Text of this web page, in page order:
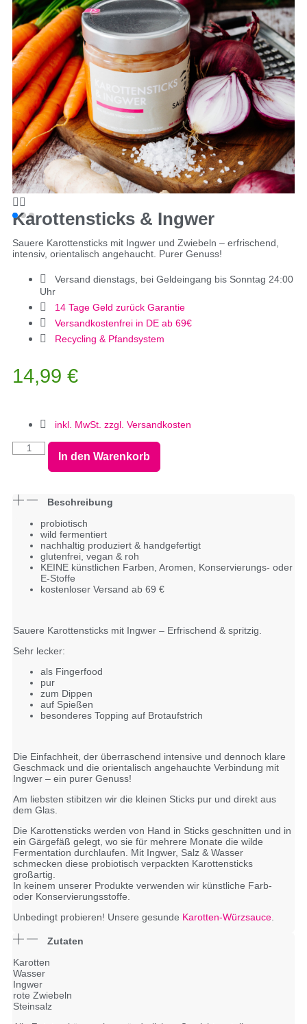
Karottensticks & Ingwer
Sauere Karottensticks mit Ingwer und Zwiebeln – erfrischend,
intensiv, orientalisch angehaucht. Purer Genuss!
Versand dienstags, bei Geldeingang bis Sonntag 24:00
Uhr
14 Tage Geld zurück Garantie
Versandkostenfrei in DE ab 69€
Recycling & Pfandsystem
14,99 €
inkl. MwSt. zzgl. Versandkosten
In den Warenkorb
Beschreibung
probiotisch
wild fermentiert
nachhaltig produziert & handgefertigt
glutenfrei, vegan & roh
KEINE künstlichen Farben, Aromen, Konservierungs- oder
E-Stoffe
kostenloser Versand ab 69 €
Sauere Karottensticks mit Ingwer – Erfrischend & spritzig.
Sehr lecker:
als Fingerfood
pur
zum Dippen
auf Spießen
besonderes Topping auf Brotaufstrich
Die Einfachheit, der überraschend intensive und dennoch klare
Geschmack und die orientalisch angehauchte Verbindung mit
Ingwer – ein purer Genuss!
Am liebsten stibitzen wir die kleinen Sticks pur und direkt aus
dem Glas.
Die Karottensticks werden von Hand in Sticks geschnitten und in
ein Gärgefäß gelegt, wo sie für mehrere Monate die wilde
Fermentation durchlaufen. Mit Ingwer, Salz & Wasser
schmecken diese probiotisch verpackten Karottensticks
großartig.
In keinem unserer Produkte verwenden wir künstliche Farb-
oder Konservierungsstoffe.
Unbedingt probieren! Unsere gesunde Karotten-Würzsauce.
Zutaten
Karotten
Wasser
Ingwer
rote Zwiebeln
Steinsalz